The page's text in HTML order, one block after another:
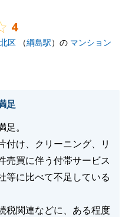
、周辺環境や駐車場の料
て住宅ローンのご契約時
だいたことにつきまし
ますが、今後もお客様
杯努めてまいります。
応えできるよう、担当者
、今後ともどうぞよろし
4
区 （綱島駅）の マンション
足
足。
付け、クリーニング、リ
売買に伴う付帯サービス
等に比べて不足している
税関連などに、ある程度